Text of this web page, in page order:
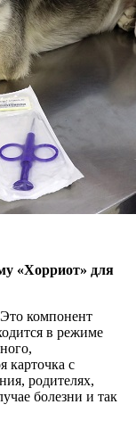
«Хорриот» для
компонент
в режиме
карточка с
родителях,
болезни и так